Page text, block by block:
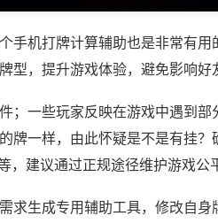
手机打牌计算辅助也是非常有
型，提升游戏体验，避免影响好
；一些玩家反映在游戏中遇到
牌一样，由此怀疑是不是有挂
，建议通过正规途径维护游戏公
求生成专用辅助工具，修改自身